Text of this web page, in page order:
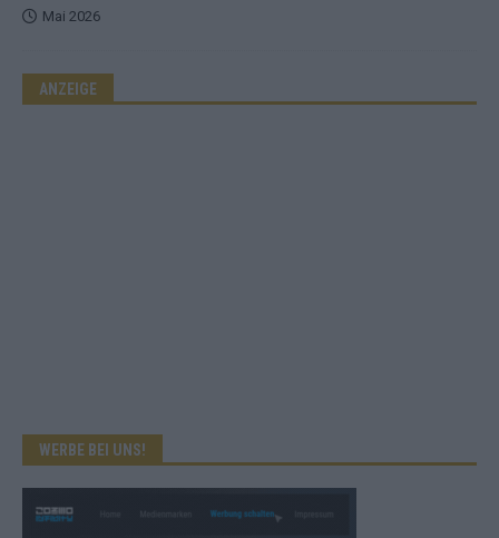
Mai 2026
ANZEIGE
WERBE BEI UNS!